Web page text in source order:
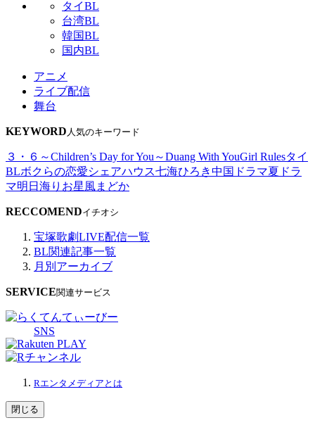
タイBL
台湾BL
韓国BL
国内BL
アニメ
ライブ配信
舞台
KEYWORD 人気のキーワード
３・６～Children’s Day for You～Duang With YouGirl Rulesタイ
BLボクらの恋愛シェアハウス七海ひろき中国ドラマ夏ドラ
マ明日海りお星風まどか
RECCOMENDイチオシ
宝塚歌劇LIVE配信一覧
BL関連記事一覧
月別アーカイブ
SERVICE関連サービス
SNS
Rエンタメディアとは
閉じる